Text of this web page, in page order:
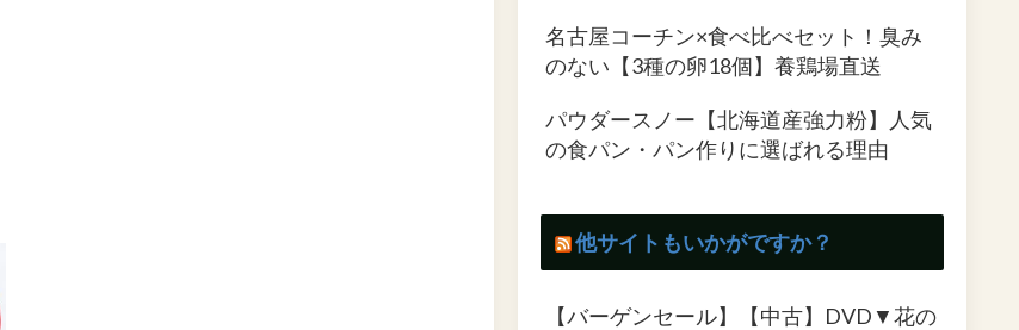
名古屋コーチン×食べ比べセット！臭み
のない【3種の卵18個】養鶏場直送
パウダースノー【北海道産強力粉】人気
の食パン・パン作りに選ばれる理由
他サイトもいかがですか？
【バーゲンセール】【中古】DVD▼花の